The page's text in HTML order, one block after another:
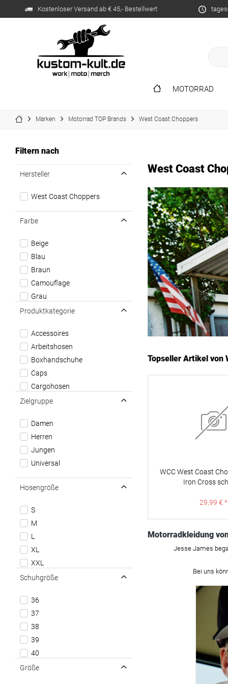
Kostenloser Versand ab € 45,- Bestellwert
MOTORRAD
Marken Motorrad TOP Brands West Coast Choppers
Filtern nach
Hersteller
West Coast Choppers
Farbe
Beige
Blau
Braun
Camouflage
Grau
Grün
Rot
Schwarz
Sonstiges
Weiß
Produktkategorie
Accessoires
Arbeitshosen
Boxhandschuhe
Caps
Cargohosen
Female Shirts
Gläser / Becher / Tassen
Hemden
Hoodies
Jacken
Longsleeves
Sneaker High
Socken
Steppjacken
Sweat Pants
T-Shirt / Unisex
Trainingshosen
Zielgruppe
Damen
Herren
Jungen
Universal
Hosengröße
S
M
L
XL
XXL
3XL
Schuhgröße
36
37
38
39
40
41
Größe
West Coast
Topseller Artikel von
WCC West Coast
Iron Cross
29,99 € *
Motorradkleidung
Jesse James
Bei uns